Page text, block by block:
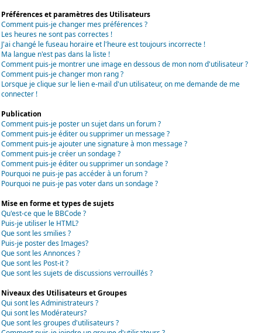
Préférences et paramètres des Utilisateurs
Comment puis-je changer mes préférences ?
Les heures ne sont pas correctes !
J'ai changé le fuseau horaire et l'heure est toujours incorrecte !
Ma langue n'est pas dans la liste !
Comment puis-je montrer une image en dessous de mon nom d'utilisateur ?
Comment puis-je changer mon rang ?
Lorsque je clique sur le lien e-mail d'un utilisateur, on me demande de me
connecter !
Publication
Comment puis-je poster un sujet dans un forum ?
Comment puis-je éditer ou supprimer un message ?
Comment puis-je ajouter une signature à mon message ?
Comment puis-je créer un sondage ?
Comment puis-je éditer ou supprimer un sondage ?
Pourquoi ne puis-je pas accéder à un forum ?
Pourquoi ne puis-je pas voter dans un sondage ?
Mise en forme et types de sujets
Qu'est-ce que le BBCode ?
Puis-je utiliser le HTML?
Que sont les smilies ?
Puis-je poster des Images?
Que sont les Annonces ?
Que sont les Post-it ?
Que sont les sujets de discussions verrouillés ?
Niveaux des Utilisateurs et Groupes
Qui sont les Administrateurs ?
Qui sont les Modérateurs?
Que sont les groupes d'utilisateurs ?